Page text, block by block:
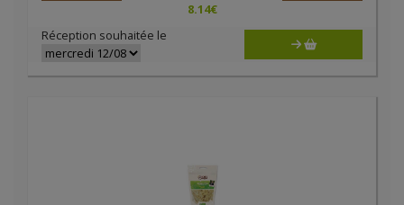
8.14€
Réception souhaitée le